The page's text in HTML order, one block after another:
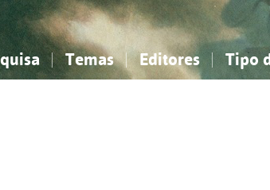
Temas Editores Tipo